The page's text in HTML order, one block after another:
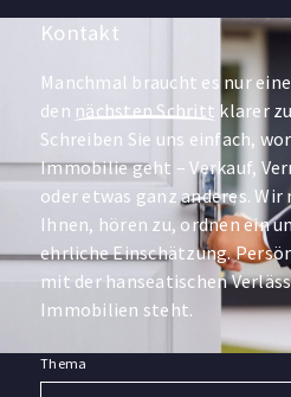
Kontakt
Manchmal braucht es nur
den nächsten Schritt klarer
Schreiben Sie uns einfach,
Immobilie geht – Verkauf,
oder etwas ganz anderes.
Ihnen, hören zu, ordnen ein
ehrliche Einschätzung.
mit der hanseatischen
Immobilien steht.
Thema